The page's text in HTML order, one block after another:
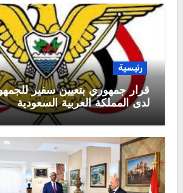
رئيسية
قرار جمهوري بتعيين سفير
لدى المملكة العربية السعودية